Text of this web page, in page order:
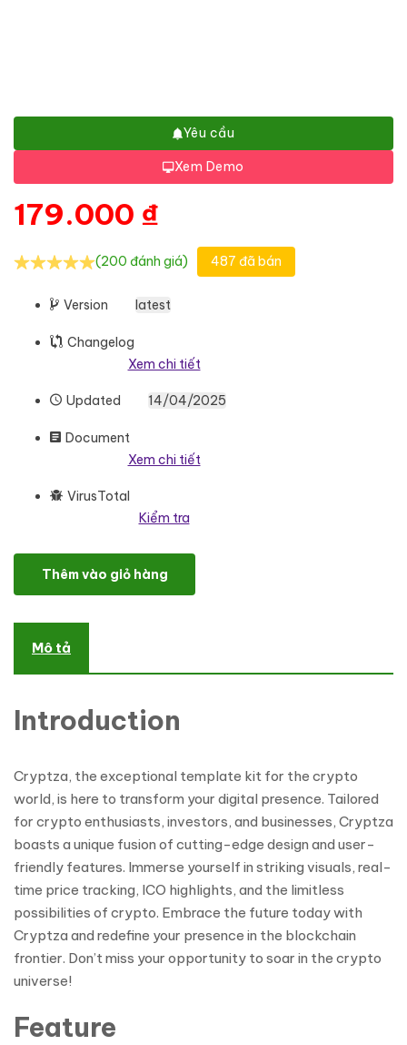
Yêu cầu
Xem Demo
179.000 ₫
(200 đánh giá) 487 đã bán
Version latest
Changelog
Xem chi tiết
Updated 14/04/2025
Document
Xem chi tiết
VirusTotal
Kiểm tra
Cryptza - Online Trading & Investment Elementor Kit số lượng
Thêm vào giỏ hàng
Mô tả
Introduction
Cryptza, the exceptional template kit for the crypto
world, is here to transform your digital presence. Tailored
for crypto enthusiasts, investors, and businesses, Cryptza
boasts a unique fusion of cutting-edge design and user-
friendly features. Immerse yourself in striking visuals, real-
time price tracking, ICO highlights, and the limitless
possibilities of crypto. Embrace the future today with
Cryptza and redefine your presence in the blockchain
frontier. Don’t miss your opportunity to soar in the crypto
universe!
Feature